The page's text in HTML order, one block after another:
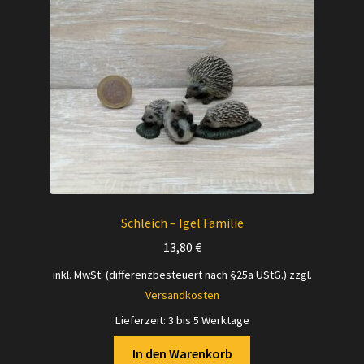
Schleich – Igel Familie
13,80 €
inkl. MwSt. (differenzbesteuert nach §25a UStG.) zzgl.
Versandkosten
Lieferzeit: 3 bis 5 Werktage
In den Warenkorb